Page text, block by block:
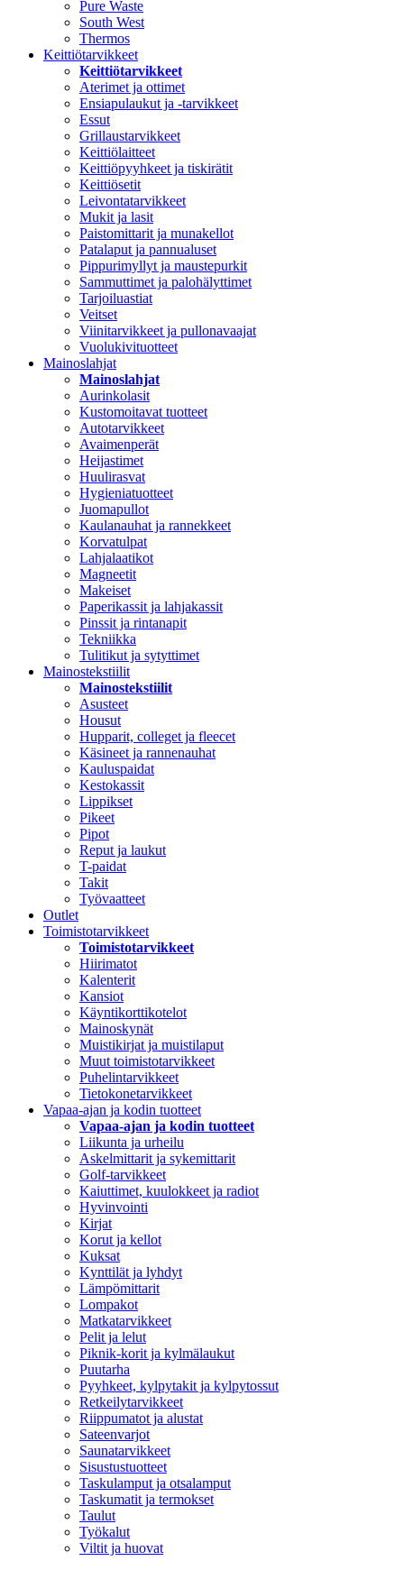
Pure Waste
South West
Thermos
Keittiötarvikkeet
Keittiötarvikkeet
Aterimet ja ottimet
Ensiapulaukut ja -tarvikkeet
Essut
Grillaustarvikkeet
Keittiölaitteet
Keittiöpyyhkeet ja tiskirätit
Keittiösetit
Leivontatarvikkeet
Mukit ja lasit
Paistomittarit ja munakellot
Patalaput ja pannualuset
Pippurimyllyt ja maustepurkit
Sammuttimet ja palohälyttimet
Tarjoiluastiat
Veitset
Viinitarvikkeet ja pullonavaajat
Vuolukivituotteet
Mainoslahjat
Mainoslahjat
Aurinkolasit
Kustomoitavat tuotteet
Autotarvikkeet
Avaimenperät
Heijastimet
Huulirasvat
Hygieniatuotteet
Juomapullot
Kaulanauhat ja rannekkeet
Korvatulpat
Lahjalaatikot
Magneetit
Makeiset
Paperikassit ja lahjakassit
Pinssit ja rintanapit
Tekniikka
Tulitikut ja sytyttimet
Mainostekstiilit
Mainostekstiilit
Asusteet
Housut
Hupparit, colleget ja fleecet
Käsineet ja rannenauhat
Kauluspaidat
Kestokassit
Lippikset
Pikeet
Pipot
Reput ja laukut
T-paidat
Takit
Työvaatteet
Outlet
Toimistotarvikkeet
Toimistotarvikkeet
Hiirimatot
Kalenterit
Kansiot
Käyntikorttikotelot
Mainoskynät
Muistikirjat ja muistilaput
Muut toimistotarvikkeet
Puhelintarvikkeet
Tietokonetarvikkeet
Vapaa-ajan ja kodin tuotteet
Vapaa-ajan ja kodin tuotteet
Liikunta ja urheilu
Askelmittarit ja sykemittarit
Golf-tarvikkeet
Kaiuttimet, kuulokkeet ja radiot
Hyvinvointi
Kirjat
Korut ja kellot
Kuksat
Kynttilät ja lyhdyt
Lämpömittarit
Lompakot
Matkatarvikkeet
Pelit ja lelut
Piknik-korit ja kylmälaukut
Puutarha
Pyyhkeet, kylpytakit ja kylpytossut
Retkeilytarvikkeet
Riippumatot ja alustat
Sateenvarjot
Saunatarvikkeet
Sisustustuotteet
Taskulamput ja otsalamput
Taskumatit ja termokset
Taulut
Työkalut
Viltit ja huovat